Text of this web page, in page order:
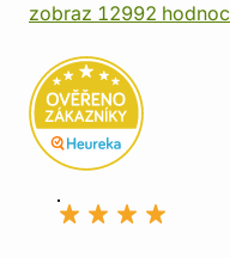
zobraz 12992